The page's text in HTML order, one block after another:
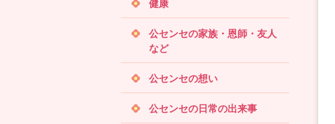
健康
公センセの家族・恩師・友人
など
公センセの想い
公センセの日常の出来事